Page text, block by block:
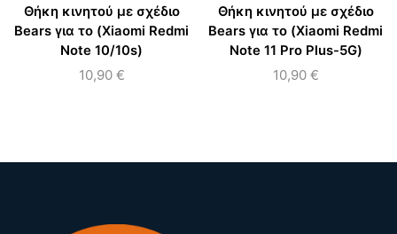
Θήκη κινητού με σχέδιο
Bears για το (Xiaomi Redmi
Note 10/10s)
10,90 €
Θήκη κινητού με σχέδιο
Bears για το (Xiaomi Redmi
Note 11 Pro Plus-5G)
10,90 €